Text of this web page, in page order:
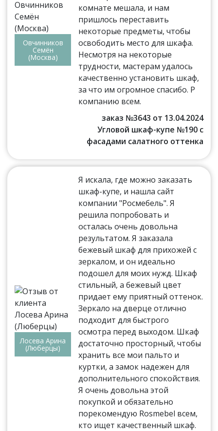
Овчинников
Семён
(Москва)
комнате мешала, и нам
пришлось переставить
некоторые предметы, чтобы
освободить место для шкафа.
Несмотря на некоторые
трудности, мастерам удалось
качественно установить шкаф,
за что им огромное спасибо. Р
компанию всем.
заказ №3643 от 13.04.2024
Угловой шкаф-купе №190 с
фасадами салатного оттенка
Лосева Арина
(Люберцы)
Я искала, где можно заказать
шкаф-купе, и нашла сайт
компании "Росмебель". Я
решила попробовать и
осталась очень довольна
результатом. Я заказала
бежевый шкаф для прихожей с
зеркалом, и он идеально
подошел для моих нужд. Шкаф
стильный, а бежевый цвет
придает ему приятный оттенок.
Зеркало на дверце отлично
подходит для быстрого
осмотра перед выходом. Шкаф
достаточно просторный, чтобы
хранить все мои пальто и
куртки, а замок надежен для
дополнительного спокойствия.
Я очень довольна этой
покупкой и обязательно
порекомендую Rosmebel всем,
кто ищет качественный шкаф.